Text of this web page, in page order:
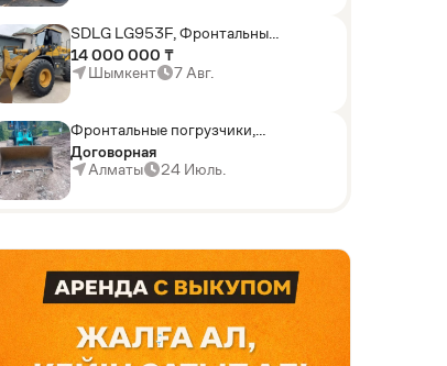
SDLG LG953F, Фронтальные
погрузчики
14 000 000 ₸
Шымкент
7 Авг.
Фронтальные погрузчики,
Sunward ZYJ 320
Договорная
Алматы
24 Июль.